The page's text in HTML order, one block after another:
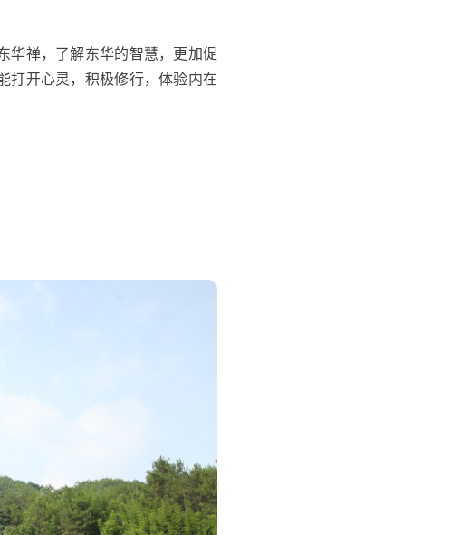
华禅，了解东华的智慧，更加促
打开心灵，积极修行，体验内在